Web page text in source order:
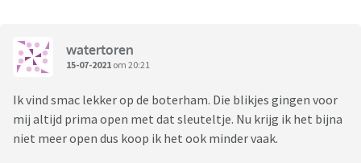
watertoren
15-07-2021 om 20:21
Ik vind smac lekker op de boterham. Die blikjes gingen voor
mij altijd prima open met dat sleuteltje. Nu krijg ik het bijna
niet meer open dus koop ik het ook minder vaak.